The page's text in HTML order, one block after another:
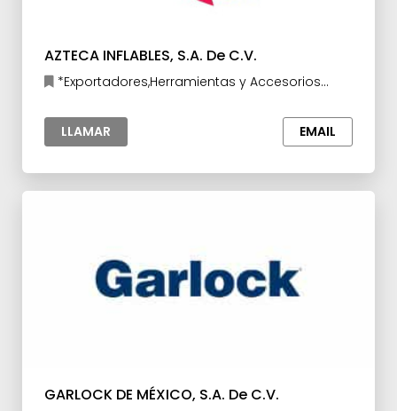
AZTECA INFLABLES, S.A. De C.V.
*Exportadores,Herramientas y Accesorios
LLAMAR
EMAIL
GARLOCK DE MÉXICO, S.A. De C.V.